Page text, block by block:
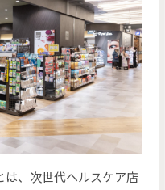
、次世代ヘルスケア店